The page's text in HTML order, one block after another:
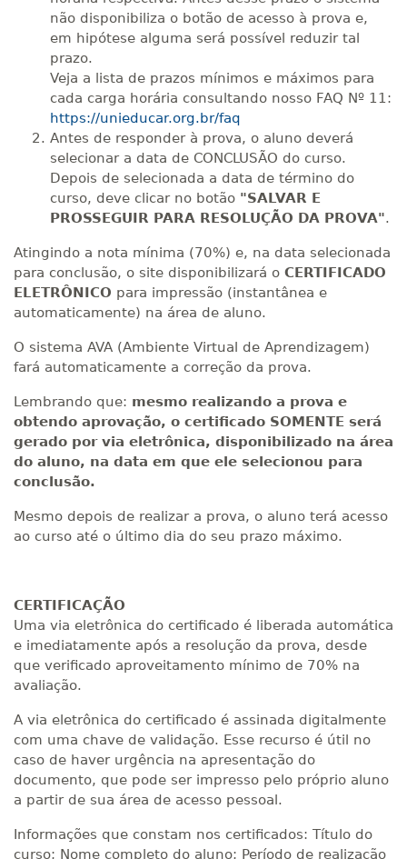
não disponibiliza o botão de acesso à prova e,
em hipótese alguma será possível reduzir tal
prazo.
Veja a lista de prazos mínimos e máximos para
cada carga horária consultando nosso FAQ Nº 11:
https://unieducar.org.br/faq
Antes de responder à prova, o aluno deverá
selecionar a data de CONCLUSÃO do curso.
Depois de selecionada a data de término do
curso, deve clicar no botão "SALVAR E
PROSSEGUIR PARA RESOLUÇÃO DA PROVA".
Atingindo a nota mínima (70%) e, na data selecionada
para conclusão, o site disponibilizará o CERTIFICADO
ELETRÔNICO para impressão (instantânea e
automaticamente) na área de aluno.
O sistema AVA (Ambiente Virtual de Aprendizagem)
fará automaticamente a correção da prova.
Lembrando que: mesmo realizando a prova e
obtendo aprovação, o certificado SOMENTE será
gerado por via eletrônica, disponibilizado na área
do aluno, na data em que ele selecionou para
conclusão.
Mesmo depois de realizar a prova, o aluno terá acesso
ao curso até o último dia do seu prazo máximo.
CERTIFICAÇÃO
Uma via eletrônica do certificado é liberada automática
e imediatamente após a resolução da prova, desde
que verificado aproveitamento mínimo de 70% na
avaliação.
A via eletrônica do certificado é assinada digitalmente
com uma chave de validação. Esse recurso é útil no
caso de haver urgência na apresentação do
documento, que pode ser impresso pelo próprio aluno
a partir de sua área de acesso pessoal.
Informações que constam nos certificados: Título do
curso; Nome completo do aluno; Período de realização